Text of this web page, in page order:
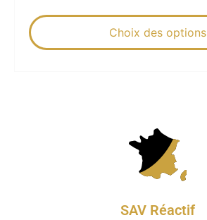
Choix des options
SAV Réactif